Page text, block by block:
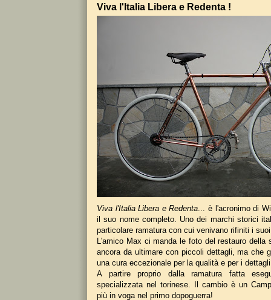
Viva l'Italia Libera e Redenta !
Viva l'Italia Libera e Redenta ... è l'acronimo di
il suo nome completo. Uno dei marchi storici
particolare ramatura con cui venivano rifiniti i
L'amico Max ci manda le foto del restauro della
ancora da ultimare con piccoli dettagli, ma che
una cura eccezionale per la qualità e per i
A partire proprio dalla ramatura fatta
specializzata nel torinese. Il cambio è un
più in voga nel primo dopoguerra!